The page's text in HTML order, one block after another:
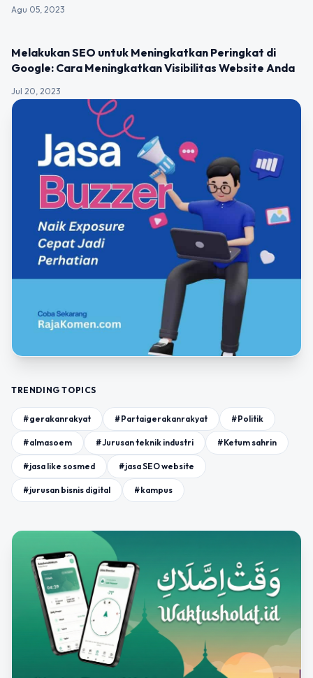
Agu 05, 2023
Melakukan SEO untuk Meningkatkan Peringkat di
Google: Cara Meningkatkan Visibilitas Website Anda
Jul 20, 2023
TRENDING TOPICS
#gerakanrakyat #Partaigerakanrakyat #Politik
#almasoem #Jurusan teknik industri #Ketum sahrin
#jasa like sosmed #jasa SEO website
#jurusan bisnis digital #kampus